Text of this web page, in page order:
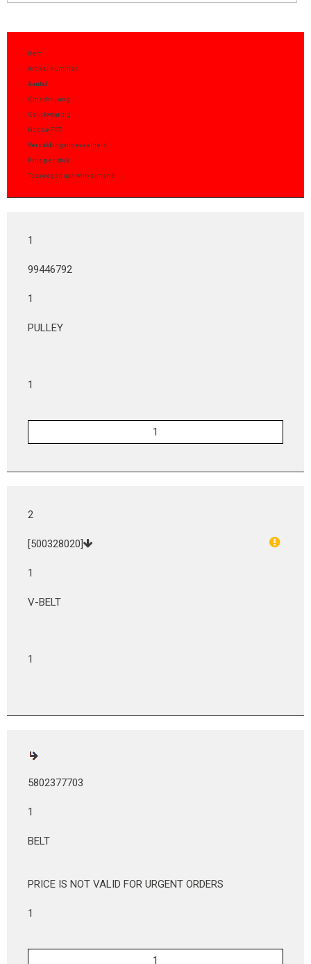
Item
Artikel nummer
Aantal
Omschrijving
Gelijkwaardig
Notitie FPT
Verpakkingshoeveelheid
Prijs per stuk
Toevoegen aan winkelmand
1
99446792
1
PULLEY
1
2
[500328020]
1
V-BELT
1
5802377703
1
BELT
PRICE IS NOT VALID FOR URGENT ORDERS
1